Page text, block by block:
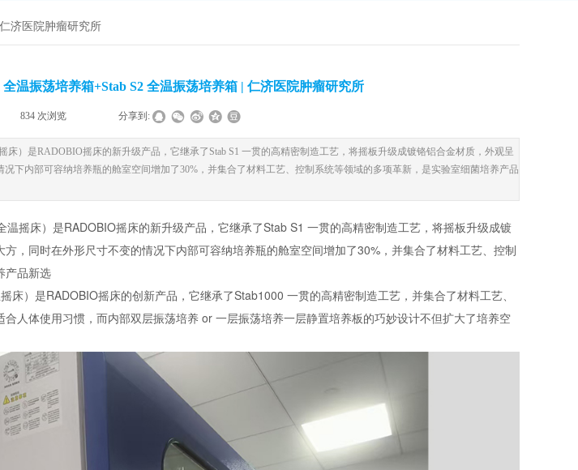
济医院肿瘤研究所
全温振荡培养箱+Stab S2 全温振荡培养箱 | 仁济医院肿瘤研究所
834 次浏览 分享到:
床）是RADOBIO摇床的新升级产品，它继承了Stab S1 一贯的高精密制造工艺，将摇板升级成镀铬铝合金材质，外观呈
下内部可容纳培养瓶的舱室空间增加了30%，并集合了材料工艺、控制系统等领域的多项革新，是实验室细菌培养产品
全温摇床）是RADOBIO摇床的新升级产品，它继承了Stab S1 一贯的高精密制造工艺，将摇板升级成镀
，同时在外形尺寸不变的情况下内部可容纳培养瓶的舱室空间增加了30%，并集合了材料工艺、控制
产品新选
床）是RADOBIO摇床的创新产品，它继承了Stab1000 一贯的高精密制造工艺，并集合了材料工艺、
人体使用习惯，而内部双层振荡培养 or 一层振荡培养一层静置培养板的巧妙设计不但扩大了培养空